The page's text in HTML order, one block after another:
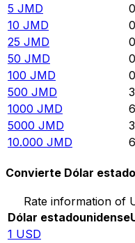
5 JMD
10 JMD
25 JMD
50 JMD
100 JMD
500 JMD
1000 JMD
5000 JMD
10.000 JMD
Convierte Dólar
Rate information of
Dólar estadounidense
1 USD